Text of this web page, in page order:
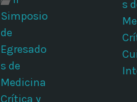
Simposio
de
Egresado
s de
Medicina
Crítica y
s